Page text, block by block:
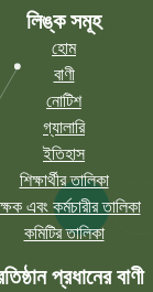
লিঙ্ক সমূহ
হোম
বাণী
নোটিশ
গ্যালারি
ইতিহাস
শিক্ষার্থীর তালিকা
এবং কর্মচারীর তালিকা
কমিটির তালিকা
প্রধানের বাণী